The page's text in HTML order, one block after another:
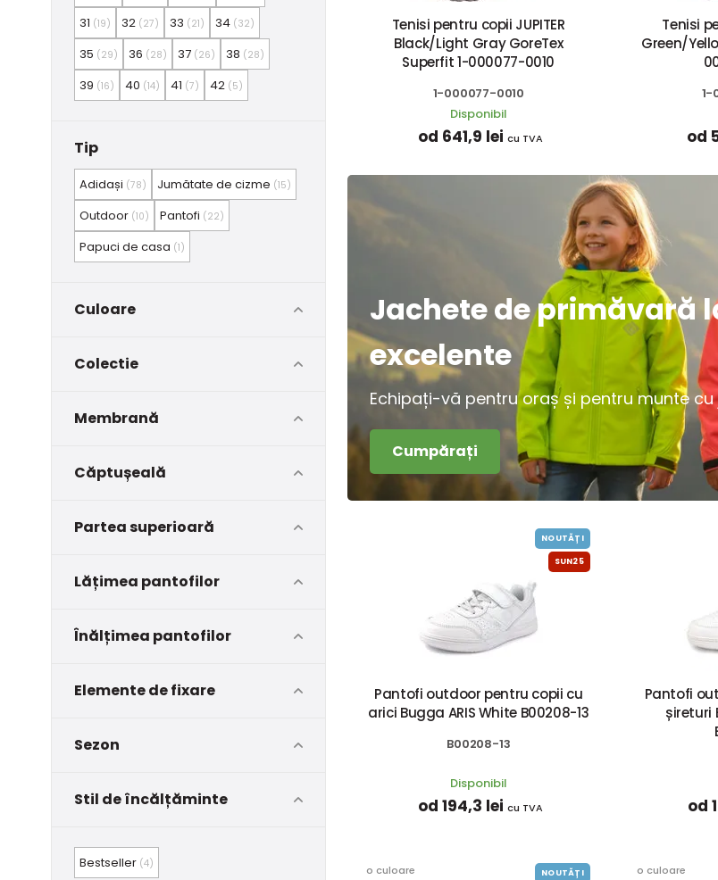
31 (19) 32 (27) 33 (21) 34 (32)
35 (29) 36 (28) 37 (26) 38 (28)
39 (16) 40 (14) 41 (7) 42 (5)
Tip
Adidași (78) Jumătate de cizme (15)
Outdoor (10) Pantofi (22)
Papuci de casa (1)
Culoare
Colectie
Membrană
Căptușeală
Partea superioară
Lățimea pantofilor
Înălțimea pantofilor
Elemente de fixare
Sezon
Stil de încălțăminte
Bestseller (4)
Tenisi pentru copii JUPITER
Black/Light Gray GoreTex
Superfit 1-000077-0010
1-000077-0010
Disponibil
od 641,9 lei cu TVA
Tenisi
Green/
1-
od
Jachete de primăvară
excelente
Echipați-vă pentru oraș și pentru munte cu
Cumpărați
NOUTĂȚI
SUN25
Pantofi outdoor pentru copii cu
arici Bugga ARIS White B00208-13
B00208-13
Disponibil
od 194,3 lei cu TVA
Pantofi
șireturi
od
o culoare NOUTĂȚI o culoare